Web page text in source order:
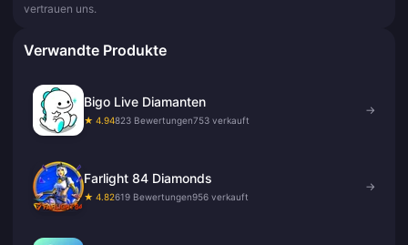
vertrauen uns.
Verwandte Produkte
Bigo Live Diamanten
★ 4.94823 Bewertungen753 verkauft
→
Farlight 84 Diamonds
★ 4.82619 Bewertungen956 verkauft
→